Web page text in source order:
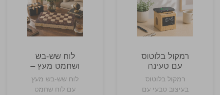
רמקול בלוטוס
עם טעינה
אלחוטית ושעון
במבוק
רמקול בלוטוס
בעיצוב טבעי עם
לוח שש-בש
ושחמט מעץ –
מראקש
לוח שש-בש מעץ
עם לוח שחמט